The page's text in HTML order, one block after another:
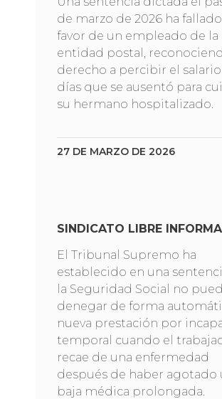
de marzo de 2026 ha
favor de un empleado de la
entidad postal,
derecho a percibir el
días que se ausentó para
su hermano hospitalizado.
27 DE MARZO DE 2026
SINDICATO LIBRE INFORMA
El Tribunal Supremo ha
establecido en una
la Seguridad Social no
denegar de forma
nueva prestación por
temporal cuando el
recae de una enfermedad
después de haber agotado
baja médica prolongada.